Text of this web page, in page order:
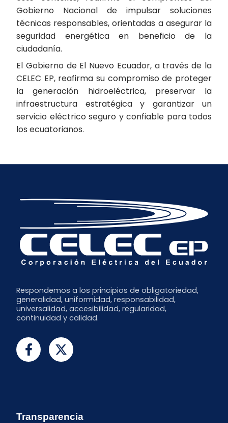
Gobierno Nacional de impulsar soluciones
técnicas responsables, orientadas a asegurar la
seguridad energética en beneficio de la
ciudadanía.
El Gobierno de El Nuevo Ecuador, a través de la
CELEC EP, reafirma su compromiso de proteger
la generación hidroeléctrica, preservar la
infraestructura estratégica y garantizar un
servicio eléctrico seguro y confiable para todos
los ecuatorianos.
Respondemos a los principios de obligatoriedad,
generalidad, uniformidad, responsabilidad,
universalidad, accesibilidad, regularidad,
continuidad y calidad.
Transparencia